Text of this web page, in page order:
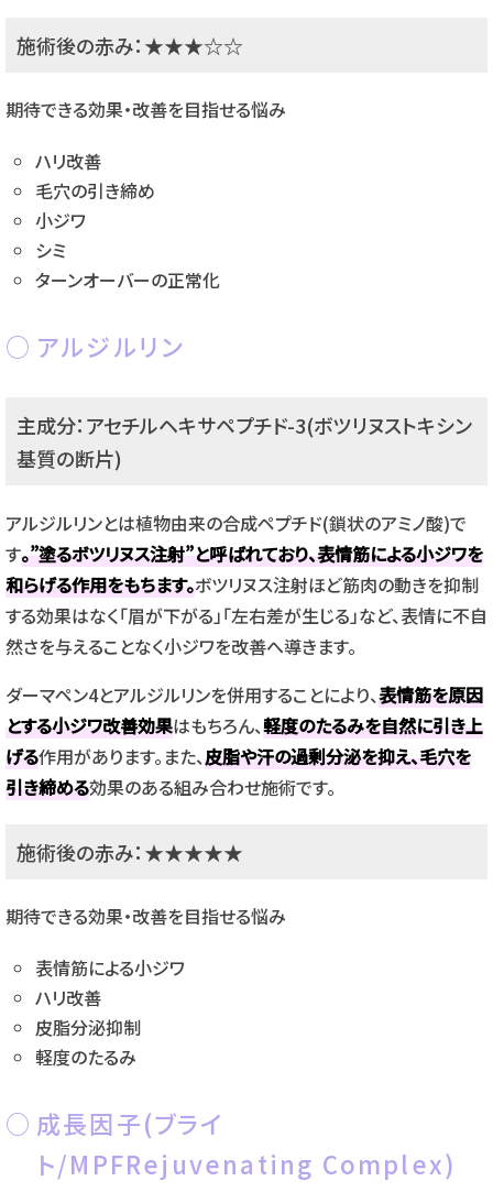
施術後の赤み：★★★☆☆
期待できる効果・改善を目指せる悩み
ハリ改善
毛穴の引き締め
小ジワ
シミ
ターンオーバーの正常化
アルジルリン
主成分：アセチルヘキサペプチド-3(ボツリヌストキシン
基質の断片)
アルジルリンとは植物由来の合成ペプチド(鎖状のアミノ酸)で
す。”塗るボツリヌス注射”と呼ばれており、表情筋による小ジワを
和らげる作用をもちます。ボツリヌス注射ほど筋肉の動きを抑制
する効果はなく「眉が下がる」「左右差が生じる」など、表情に不自
然さを与えることなく小ジワを改善へ導きます。
ダーマペン4とアルジルリンを併用することにより、表情筋を原因
とする小ジワ改善効果はもちろん、軽度のたるみを自然に引き上
げる作用があります。また、皮脂や汗の過剰分泌を抑え、毛穴を
引き締める効果のある組み合わせ施術です。
施術後の赤み：★★★★★
期待できる効果・改善を目指せる悩み
表情筋による小ジワ
ハリ改善
皮脂分泌抑制
軽度のたるみ
成長因子(ブライ
ト/MPFRejuvenating Complex)